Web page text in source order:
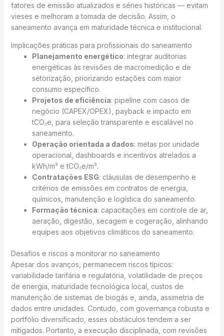
fatores de emissão atualizados e séries históricas — evitam
vieses e melhoram a tomada de decisão. Assim, o
saneamento avança em maturidade técnica e institucional.
Implicações práticas para profissionais do saneamento
Planejamento energético: integrar auditorias
energéticas às revisões de macromedição e de
setorização, priorizando estações com maior
consumo específico.
Projetos de eficiência: pipeline com casos de
negócio (CAPEX/OPEX), payback e impacto em
tCO₂e, para seleção transparente e escalável no
saneamento.
Operação orientada a dados: metas por unidade
operacional, dashboards e incentivos atrelados a
kWh/m³ e tCO₂e/m³.
Contratações ESG: cláusulas de desempenho e
critérios de emissões em contratos de energia,
químicos, manutenção e logística do saneamento.
Formação técnica: capacitações em controle de ar,
aeração, digestão, secagem e cogeração, alinhando
equipes aos objetivos climáticos do saneamento.
Desafios e riscos a monitorar no saneamento
Apesar dos avanços, permanecem riscos típicos:
variabilidade tarifária e regulatória, volatilidade de preços
de energia, maturidade tecnológica local, custos de
manutenção de sistemas de biogás e, ainda, assimetria de
dados entre unidades. Contudo, com governança robusta e
portfólio diversificado, esses obstáculos tendem a ser
mitigados. Portanto, a execução disciplinada, com revisões